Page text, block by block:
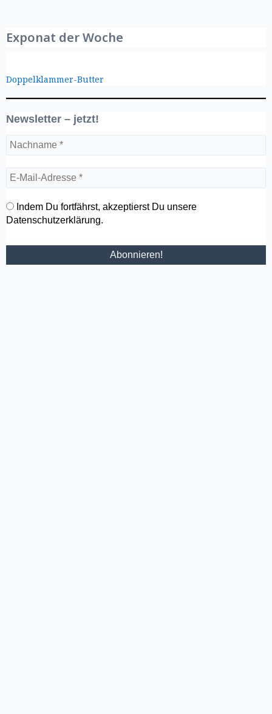
Exponat der Woche
Doppelklammer-Butter
Newsletter – jetzt!
Indem Du fortfährst, akzeptierst Du unsere
Datenschutzerklärung.